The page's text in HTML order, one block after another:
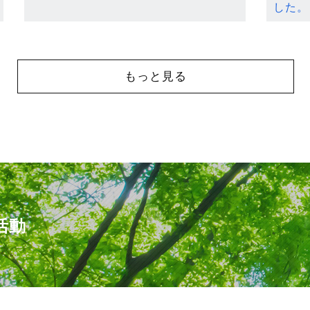
した。
もっと見る
動